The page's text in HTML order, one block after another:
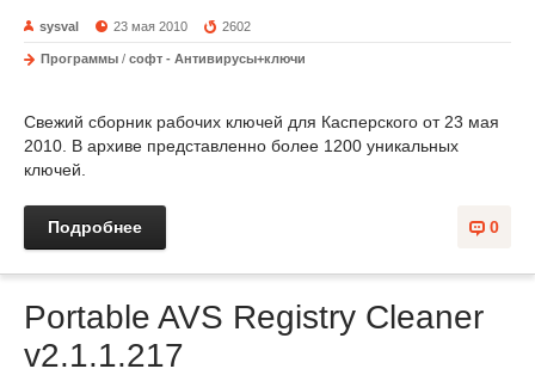
sysval 23 мая 2010 2602
Программы / софт - Антивирусы+ключи
Свежий сборник рабочих ключей для Касперского от 23 мая
2010. В архиве представленно более 1200 уникальных
ключей.
0
Подробнее
Portable AVS Registry Cleaner
v2.1.1.217